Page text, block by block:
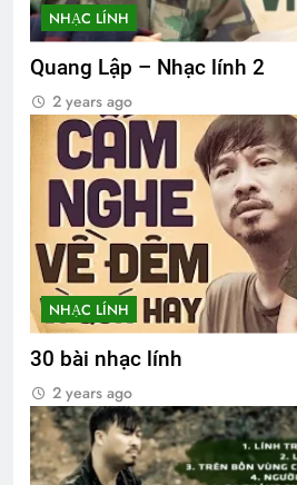
NHẠC LÍNH
Quang Lập – Nhạc lính 2
2 years ago
NHẠC LÍNH
30 bài nhạc lính
2 years ago